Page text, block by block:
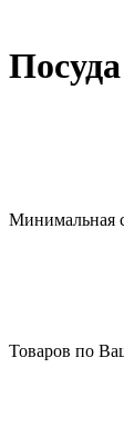
Посуда
Минимальная
Товаров по